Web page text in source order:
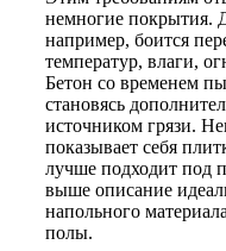
немногие покрытия.
например, боится
температур, влаги,
Бетон со временем
становясь
источником грязи.
показывает себя
лучше подходит под
выше описание
напольного
полы.